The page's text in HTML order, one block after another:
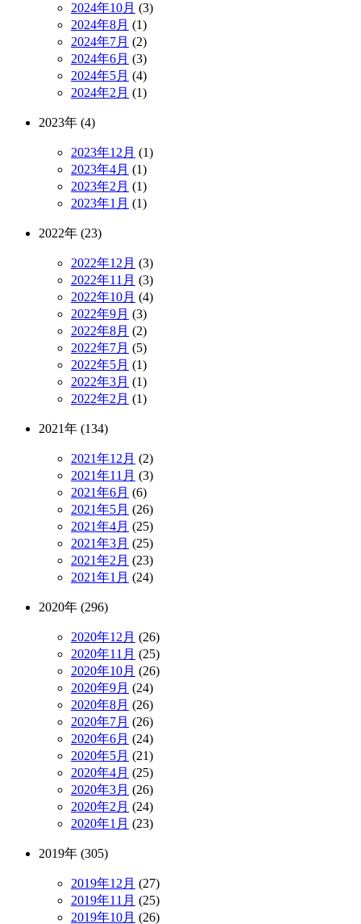
2024年10月 (3)
2024年8月 (1)
2024年7月 (2)
2024年6月 (3)
2024年5月 (4)
2024年2月 (1)
2023年 (4)
2023年12月 (1)
2023年4月 (1)
2023年2月 (1)
2023年1月 (1)
2022年 (23)
2022年12月 (3)
2022年11月 (3)
2022年10月 (4)
2022年9月 (3)
2022年8月 (2)
2022年7月 (5)
2022年5月 (1)
2022年3月 (1)
2022年2月 (1)
2021年 (134)
2021年12月 (2)
2021年11月 (3)
2021年6月 (6)
2021年5月 (26)
2021年4月 (25)
2021年3月 (25)
2021年2月 (23)
2021年1月 (24)
2020年 (296)
2020年12月 (26)
2020年11月 (25)
2020年10月 (26)
2020年9月 (24)
2020年8月 (26)
2020年7月 (26)
2020年6月 (24)
2020年5月 (21)
2020年4月 (25)
2020年3月 (26)
2020年2月 (24)
2020年1月 (23)
2019年 (305)
2019年12月 (27)
2019年11月 (25)
2019年10月 (26)